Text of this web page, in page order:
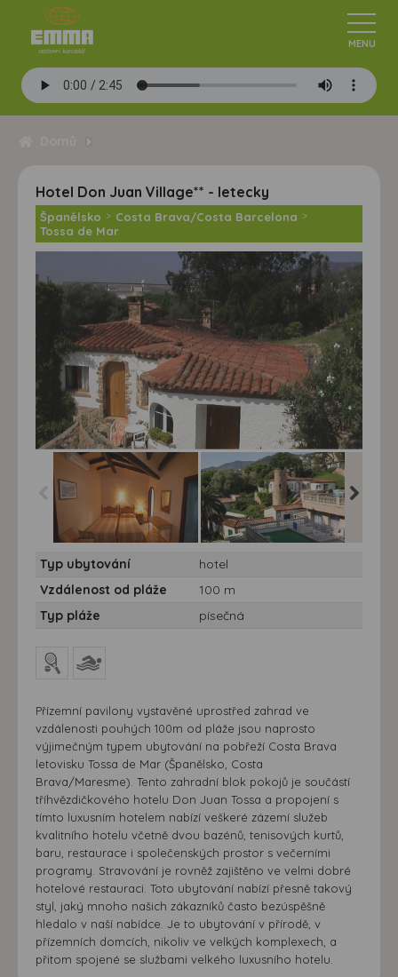
Hotel Don Juan Village** - letecky
Španělsko > Costa Brava/Costa Barcelona >
Tossa de Mar
- letecky - Don Juan
Village
- letecky - Don Juan
Village
Typ ubytování
hotel
Vzdálenost od pláže
100 m
Typ pláže
písečná
Přízemní pavilony vystavěné uprostřed zahrad ve
vzdálenosti pouhých 100m od pláže jsou naprosto
výjimečným typem ubytování na pobřeží Costa Brava
letovisku Tossa de Mar (Španělsko, Costa
Brava/Maresme). Tento zahradní blok pokojů je součástí
tříhvězdičkového hotelu Don Juan Tossa a propojení s
tímto luxusním hotelem nabízí veškeré zázemí služeb
kvalitního hotelu včetně dvou bazénů, tenisových kurtů,
baru, restaurace i společenských prostor s večerními
programy. Stravování je rovněž zajištěno ve velmi dobré
hotelové restauraci. Toto ubytování nabízí přesně takový
styl, jaký mnoho našich zákazníků často bezúspěšně
hledalo v naší nabídce. Je to ubytování v přírodě, v
přízemních domcích, nikoliv ve velkých komplexech, a
přitom spojené se službami velkého luxusního hotelu.